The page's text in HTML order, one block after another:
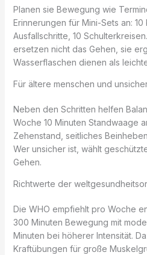
Planen sie Bewegung wie
Erinnerungen für Mini-Sets an: 10
Ausfallschritte, 10
ersetzen nicht das Gehen, sie
Wasserflaschen dienen als
Für ältere menschen und
Neben den Schritten helfen
Woche 10 Minuten Standwaage
Zehenstand, seitliches
Wer unsicher ist, wählt
Gehen.
Richtwerte der
Die WHO empfiehlt pro Woche
300 Minuten Bewegung mit
Minuten bei höherer Intensität.
Kraftübungen für große